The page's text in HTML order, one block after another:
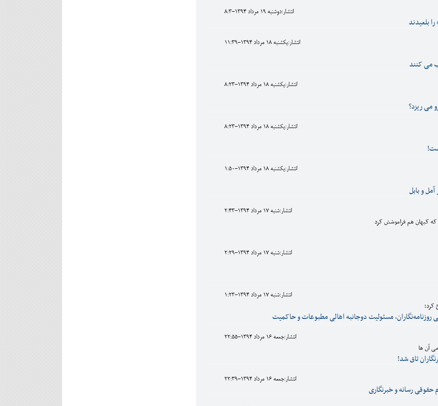
انتشار:دوشنبه 19 مرداد 1394-8:3
بلعیدند
انتشار:يکشنبه 18 مرداد 1394-11:39
می کنند
انتشار:يکشنبه 18 مرداد 1394-8:23
می ریزد؟
انتشار:يکشنبه 18 مرداد 1394-8:23
انتشار:يکشنبه 18 مرداد 1394-1:50
و بابل
انتشار:شنبه 17 مرداد 1394-2:43
که کیهان هم فراموشش کرد
انتشار:شنبه 17 مرداد 1394-2:29
انتشار:شنبه 17 مرداد 1394-1:23
کرد:
مسئولیت دوجانبه اهالی مطبوعات و حاکمیت
انتشار:جمعه 16 مرداد 1394-22:55
آن ها
تاق شد!
انتشار:جمعه 16 مرداد 1394-22:39
رسانه و خبرنگاری